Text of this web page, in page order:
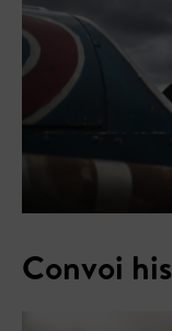
Convoi